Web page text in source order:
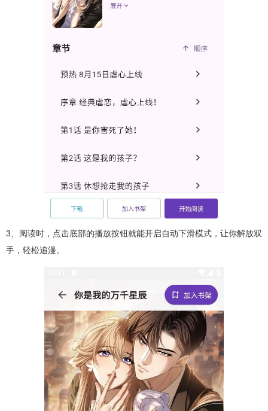
3、阅读时，点击底部的播放按钮就能开启自动下滑模式，让你解放双
手，轻松追漫。